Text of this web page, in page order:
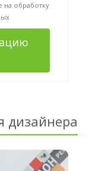
на обработку
дизайнера